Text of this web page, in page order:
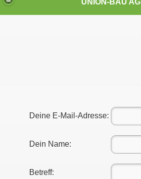
Deine E-Mail-Adresse:
Dein Name:
Betreff: